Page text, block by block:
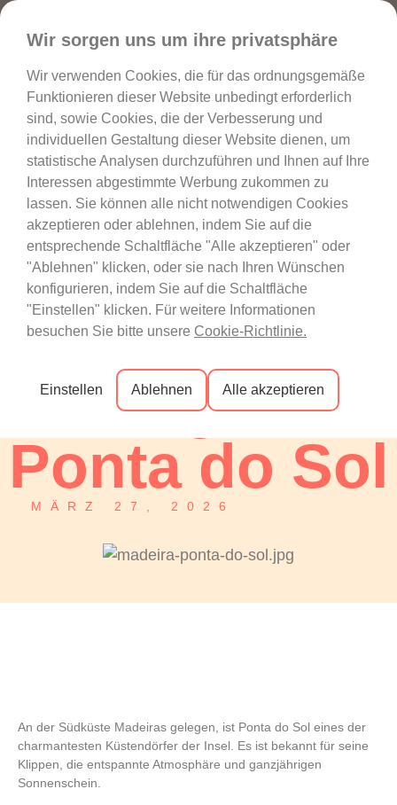
Sonniges
Ponta do Sol
MÄRZ 27, 2026
An der Südküste Madeiras gelegen, ist Ponta do Sol eines der
charmantesten Küstendörfer der Insel. Es ist bekannt für seine
Klippen, die entspannte Atmosphäre und ganzjährigen
Sonnenschein.
Wir sorgen uns um ihre privatsphäre
Wir verwenden Cookies, die für das ordnungsgemäße
Funktionieren dieser Website unbedingt erforderlich
sind, sowie Cookies, die der Verbesserung und
individuellen Gestaltung dieser Website dienen, um
statistische Analysen durchzuführen und Ihnen auf Ihre
Interessen abgestimmte Werbung zukommen zu
lassen. Sie können alle nicht notwendigen Cookies
akzeptieren oder ablehnen, indem Sie auf die
entsprechende Schaltfläche "Alle akzeptieren" oder
"Ablehnen" klicken, oder sie nach Ihren Wünschen
konfigurieren, indem Sie auf die Schaltfläche
"Einstellen" klicken. Für weitere Informationen
besuchen Sie bitte unsere Cookie-Richtlinie.
Einstellen Ablehnen Alle akzeptieren